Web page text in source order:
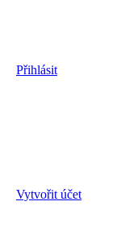
Přihlásit
Vytvořit účet